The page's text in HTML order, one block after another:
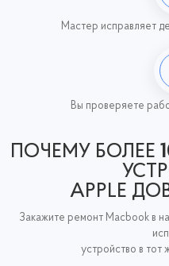
Мастер исправляет
Вы проверяете
ПОЧЕМУ БОЛЕЕ
APPLE
Закажите ремонт Macbook в
устройство в тот